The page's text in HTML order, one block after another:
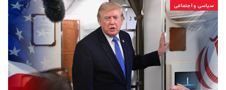
سیاسی و اجتماعی